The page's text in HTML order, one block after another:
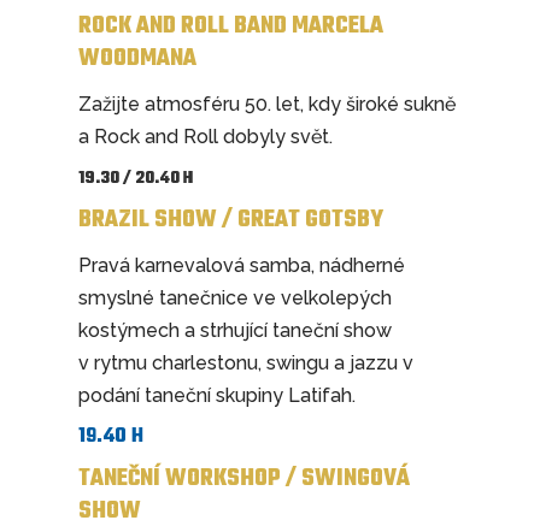
ROCK AND ROLL BAND MARCELA
WOODMANA
Zažijte atmosféru 50. let, kdy široké sukně
a Rock and Roll dobyly svět.
19.30 / 20.40 H
BRAZIL SHOW /GREAT GOTSBY
Pravá karnevalová samba, nádherné
smyslné tanečnice ve velkolepých
kostýmech a strhující taneční show
v rytmu charlestonu, swingu a jazzu v
podání taneční skupiny Latifah.
19.40 H
TANEČNÍ WORKSHOP / SWINGOVÁ
SHOW